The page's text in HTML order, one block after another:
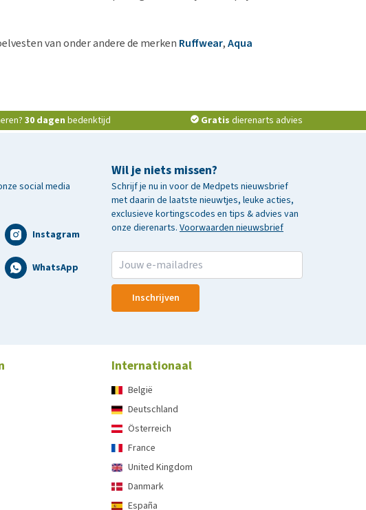
van onder andere de merken Ruffwear,Aqua
30 dagen bedenktijd Gratis dierenarts advies
Wil je niets missen?
Schrijf je nu in voor de Medpets nieuwsbrief
met daarin de laatste nieuwtjes, leuke acties,
exclusieve kortingscodes en tips & advies van
onze dierenarts. Voorwaarden nieuwsbrief
Inschrijven
social media
Instagram
WhatsApp
Internationaal
België
Deutschland
Österreich
France
United Kingdom
Danmark
España